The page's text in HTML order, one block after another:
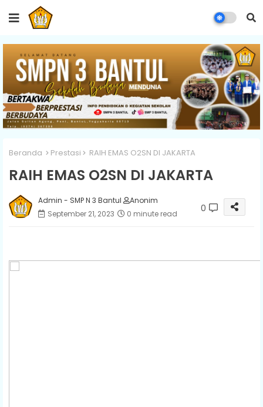
Beranda Prestasi RAIH EMAS O2SN DI JAKARTA
RAIH EMAS O2SN DI JAKARTA
Admin - SMP N 3 Bantul
Anonim
September 21, 2023
0 minute read 0